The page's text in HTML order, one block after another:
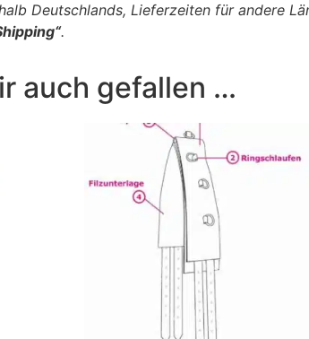
Deutschlands, Lieferzeiten für andere
.
auch gefallen …